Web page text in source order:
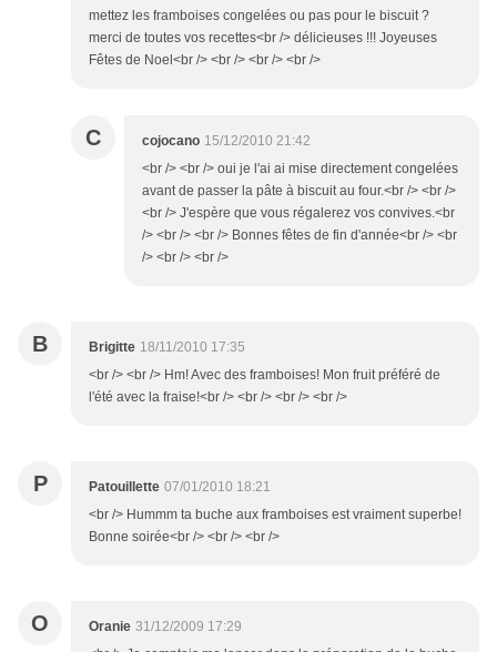
mettez les framboises congelées ou pas pour le biscuit ?
merci de toutes vos recettes<br /> délicieuses !!! Joyeuses
Fêtes de Noel<br /> <br /> <br /> <br />
C cojocano 15/12/2010 21:42
<br /> <br /> oui je l'ai ai mise directement congelées
avant de passer la pâte à biscuit au four.<br /> <br />
<br /> J'espère que vous régalerez vos convives.<br
/> <br /> <br /> Bonnes fêtes de fin d'année<br /> <br
/> <br /> <br />
B Brigitte 18/11/2010 17:35
<br /> <br /> Hm! Avec des framboises! Mon fruit préféré de
l'été avec la fraise!<br /> <br /> <br /> <br />
P Patouillette 07/01/2010 18:21
<br /> Hummm ta buche aux framboises est vraiment superbe!
Bonne soirée<br /> <br /> <br />
O Oranie 31/12/2009 17:29